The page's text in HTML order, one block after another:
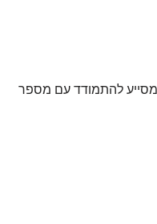
להתמודד עם מספר